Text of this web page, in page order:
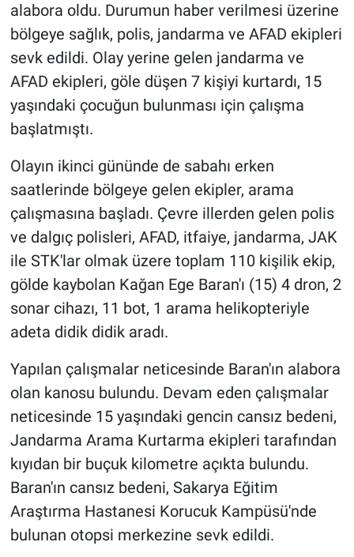
alabora oldu. Durumun haber verilmesi üzerine
bölgeye sağlık, polis, jandarma ve AFAD ekipleri
sevk edildi. Olay yerine gelen jandarma ve
AFAD ekipleri, göle düşen 7 kişiyi kurtardı, 15
yaşındaki çocuğun bulunması için çalışma
başlatmıştı.
Olayın ikinci gününde de sabahı erken
saatlerinde bölgeye gelen ekipler, arama
çalışmasına başladı. Çevre illerden gelen polis
ve dalgıç polisleri, AFAD, itfaiye, jandarma, JAK
ile STK'lar olmak üzere toplam 110 kişilik ekip,
gölde kaybolan Kağan Ege Baran'ı (15) 4 dron, 2
sonar cihazı, 11 bot, 1 arama helikopteriyle
adeta didik didik aradı.
Yapılan çalışmalar neticesinde Baran'ın alabora
olan kanosu bulundu. Devam eden çalışmalar
neticesinde 15 yaşındaki gencin cansız bedeni,
Jandarma Arama Kurtarma ekipleri tarafından
kıyıdan bir buçuk kilometre açıkta bulundu.
Baran'ın cansız bedeni, Sakarya Eğitim
Araştırma Hastanesi Korucuk Kampüsü'nde
bulunan otopsi merkezine sevk edildi.